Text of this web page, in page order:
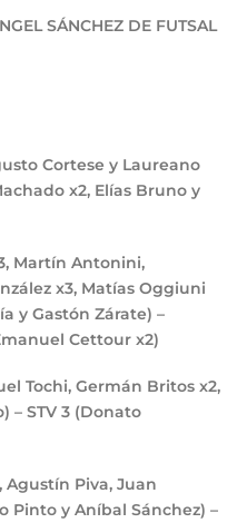
SÁNCHEZ DE FUTSAL
Cortese y Laureano
x2, Elías Bruno y
Martín Antonini,
x3, Matías Oggiuni
y Gastón Zárate) –
Cettour x2)
Tochi, Germán Britos x2,
– STV 3 (Donato
Agustín Piva, Juan
Pinto y Aníbal Sánchez) –